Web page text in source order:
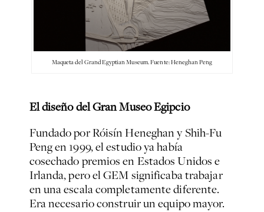
Maqueta del Grand Egyptian Museum. Fuente: Heneghan Peng
El diseño del Gran Museo Egipcio
Fundado por Róisín Heneghan y Shih-Fu
Peng en 1999, el estudio ya había
cosechado premios en Estados Unidos e
Irlanda, pero el GEM significaba trabajar
en una escala completamente diferente.
Era necesario construir un equipo mayor.